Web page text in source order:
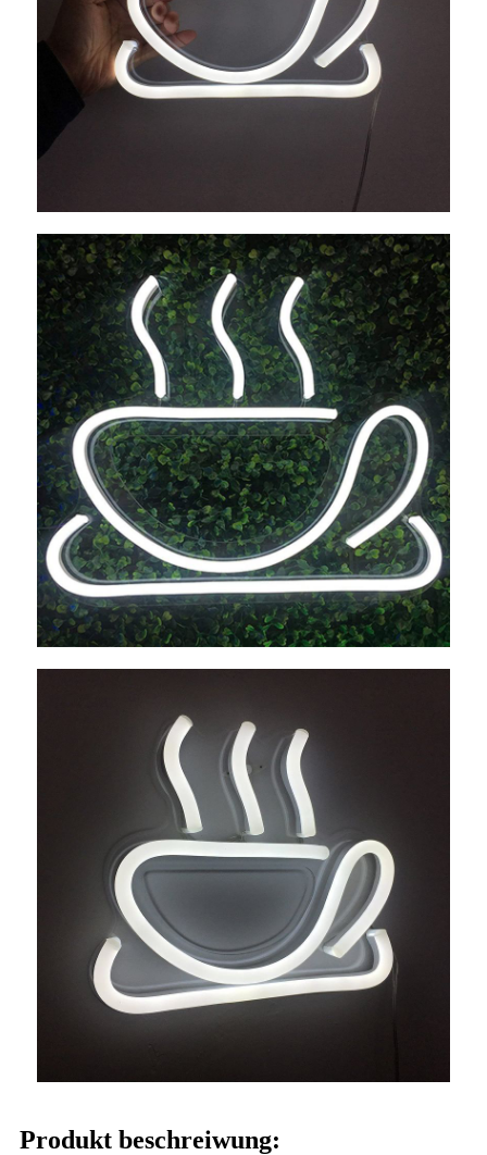
Produkt beschreiwung: